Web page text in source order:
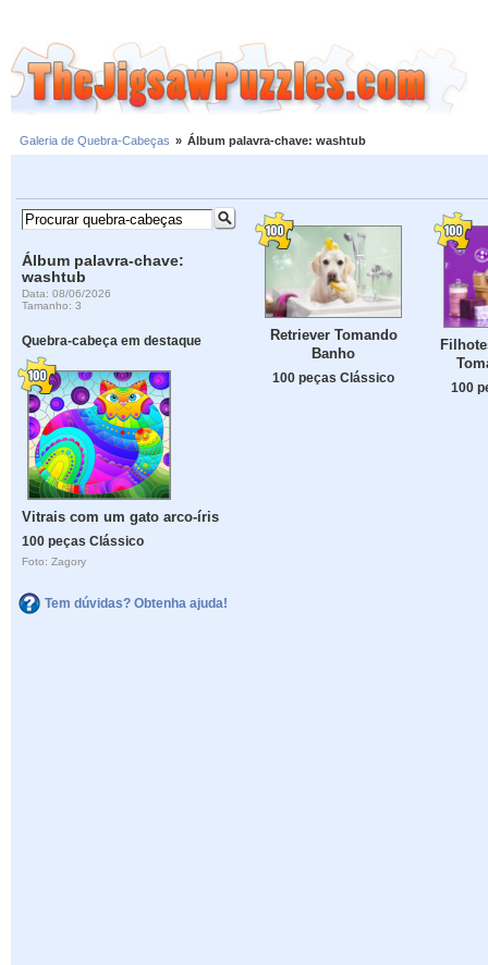
Galeria de Quebra-Cabeças » Álbum palavra-chave: washtub
Álbum palavra-chave:
washtub
Data: 08/06/2026
Tamanho: 3
Quebra-cabeça em destaque
Vitrais com um gato arco-íris
100 peças Clássico
Foto: Zagory
Tem dúvidas? Obtenha ajuda!
Retriever Tomando
Banho
100 peças Clássico
100